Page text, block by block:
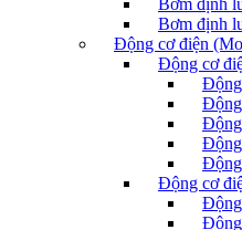
Bơm định
Bơm định
Động cơ điện
Động cơ
Động
Động
Động
Động cơ
Động